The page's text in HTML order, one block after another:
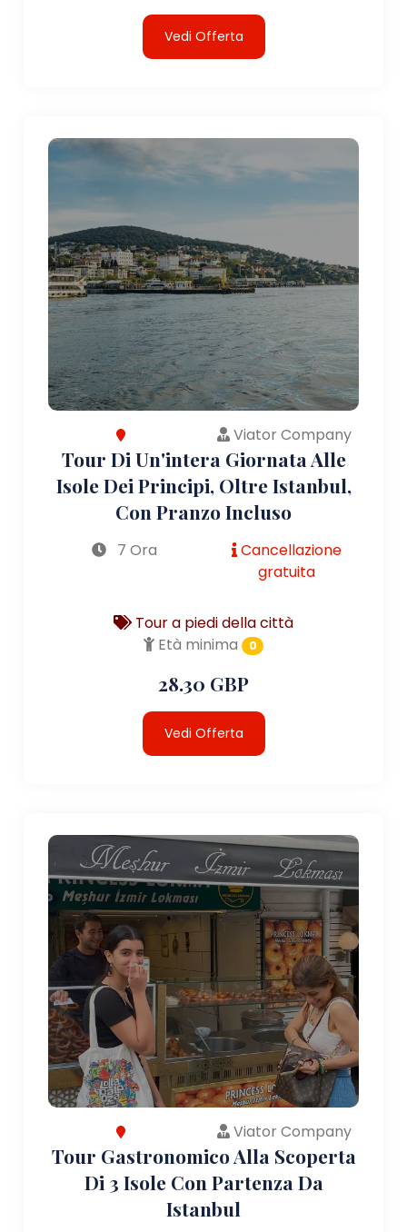
Vedi Offerta
Viator Company
Tour Di Un'intera Giornata Alle
Isole Dei Principi, Oltre Istanbul,
Con Pranzo Incluso
7 Ora
Cancellazione
gratuita
Tour a piedi della città
Età minima
0
28.30 GBP
Vedi Offerta
Viator Company
Tour Gastronomico Alla Scoperta
Di 3 Isole Con Partenza Da
Istanbul